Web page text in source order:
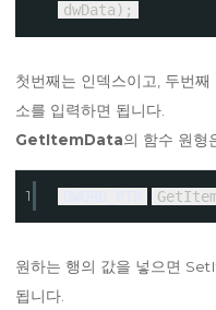
dwData);
첫번째는 인덱스이고, 두번
소를 입력하면 됩니다.
GetItemData의 함수 원형
1
원하는 행의 값을 넣으면
됩니다.